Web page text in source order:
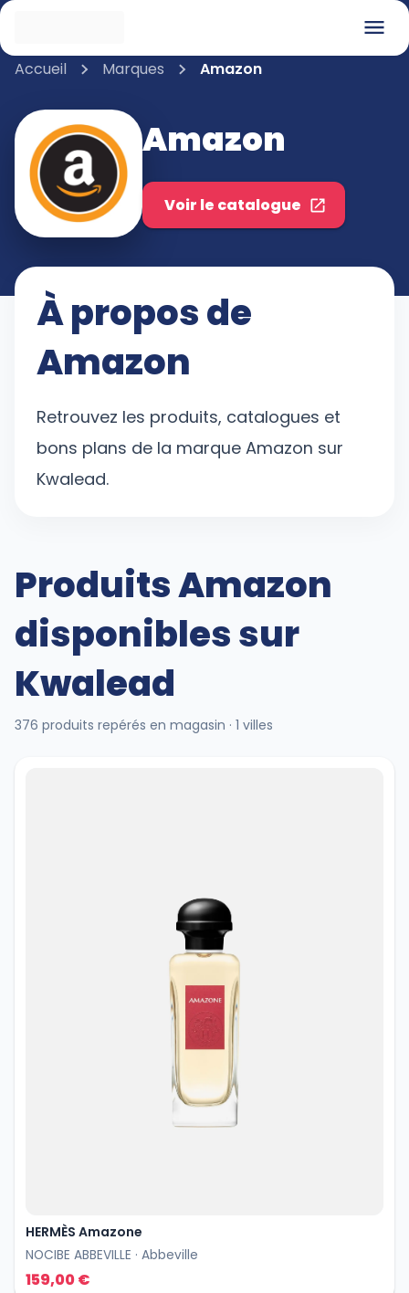
Accueil Marques Amazon
Amazon
Voir le catalogue
À propos de
Amazon
Retrouvez les produits, catalogues et
bons plans de la marque Amazon sur
Kwalead.
ProduitsAmazon
disponibles sur
Kwalead
376 produits repérés en magasin · 1 villes
HERMÈS Amazone
NOCIBE ABBEVILLE · Abbeville
159,00 €